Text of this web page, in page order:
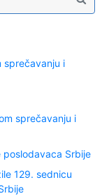
sprečavanju i
sprečavanju i
poslodavaca Srbije
129. sednicu